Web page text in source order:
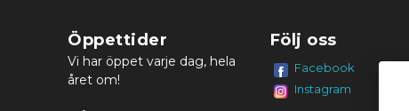
Öppettider
Vi har öppet varje dag, hela
året om!
Följ oss
Facebook
Instagram